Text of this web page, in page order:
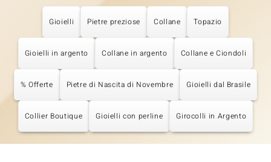
Gioielli Pietre preziose Collane Topazio
Gioielli in argento Collane in argento Collane e Ciondoli
% Offerte Pietre di Nascita di Novembre Gioielli dal Brasile
Collier Boutique Gioielli con perline Girocolli in Argento